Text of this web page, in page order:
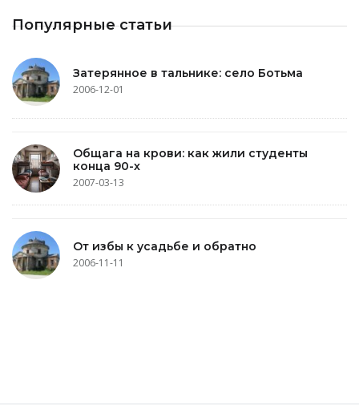
Популярные статьи
Затерянное в тальнике: село Ботьма
2006-12-01
Общага на крови: как жили студенты
конца 90-х
2007-03-13
От избы к усадьбе и обратно
2006-11-11